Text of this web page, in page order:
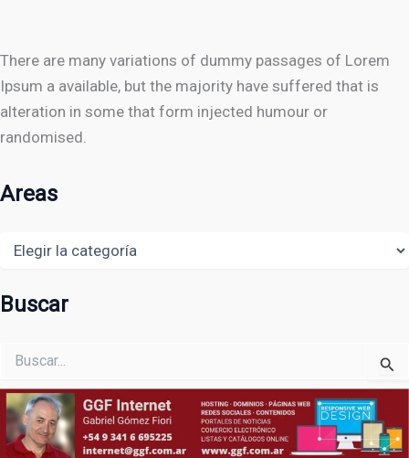
There are many variations of dummy passages of Lorem
Ipsum a available, but the majority have suffered that is
alteration in some that form injected humour or
randomised.
Areas
Buscar
por: